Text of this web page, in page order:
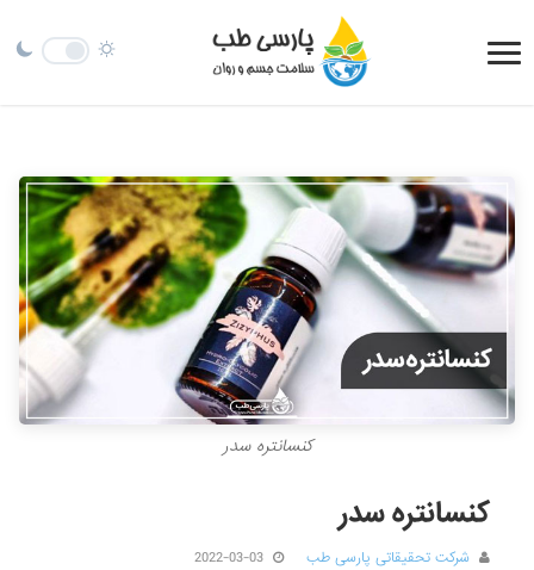
کنسانتره سدر
کنسانتره سدر
شرکت تحقیقاتی پارسی طب
2022-03-03